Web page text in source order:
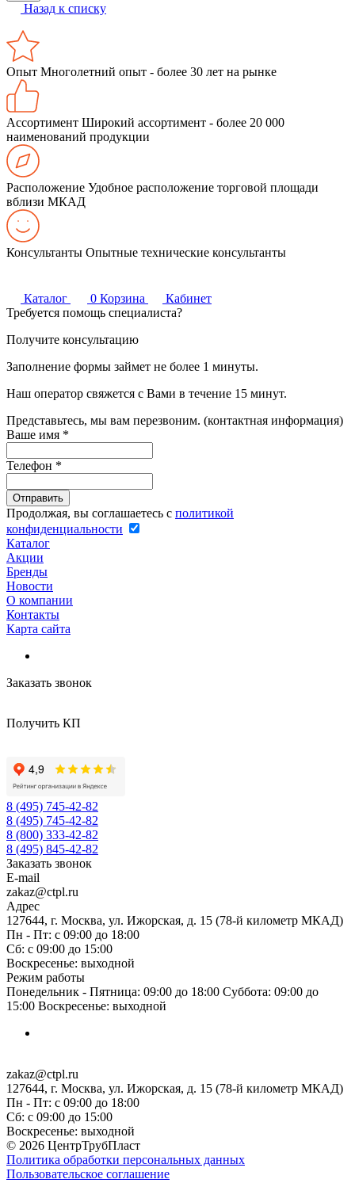
Назад к списку
Опыт Многолетний опыт - более 30 лет на рынке
Ассортимент Широкий ассортимент - более 20 000
наименований продукции
Расположение Удобное расположение торговой площади
вблизи МКАД
Консультанты Опытные технические консультанты
Каталог 0 Корзина
Кабинет
Требуется помощь специалиста?
Получите консультацию
Заполнение формы займет не более 1 минуты.
Наш оператор свяжется с Вами в течение 15 минут.
Представьтесь, мы вам перезвоним. (контактная информация)
Ваше имя *
Телефон *
Продолжая, вы соглашаетесь с политикой
конфиденциальности
Каталог
Акции
Бренды
Новости
О компании
Контакты
Карта сайта
Заказать звонок
Получить КП
8 (495) 745-42-82
8 (495) 745-42-82
8 (800) 333-42-82
8 (495) 845-42-82
Заказать звонок
E-mail
zakaz@ctpl.ru
Адрес
127644, г. Москва, ул. Ижорская, д. 15 (78-й километр МКАД)
Пн - Пт: с 09:00 до 18:00
Сб: с 09:00 до 15:00
Воскресенье: выходной
Режим работы
Понедельник - Пятница: 09:00 до 18:00 Суббота: 09:00 до
15:00 Воскресенье: выходной
zakaz@ctpl.ru
127644, г. Москва, ул. Ижорская, д. 15 (78-й километр МКАД)
Пн - Пт: с 09:00 до 18:00
Сб: с 09:00 до 15:00
Воскресенье: выходной
© 2026 ЦентрТрубПласт
Политика обработки персональных данных
Пользовательское соглашение